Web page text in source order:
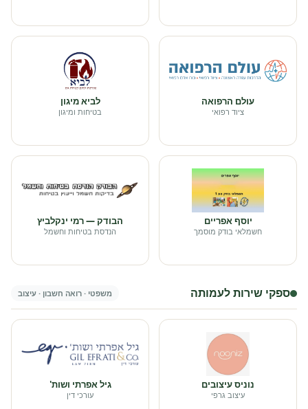
עולם הרפואה
ציוד רפואי
לביא מיגון
בטיחות ומיגון
יוסף אפריים
חשמלאי בודק מוסמך
הבודק — רמי ינקלביץ
הנדסת בטיחות וחשמל
ספקי שירות לעמותה משפטי · רואה חשבון · עיצוב
נוניס עיצובים
עיצוב גרפי
גיל אפרתי ושות'
עורכי דין